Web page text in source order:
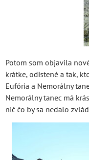
Potom som objavila
krátke, odistené a tak,
Eufória a Nemorálny
Nemorálny tanec má
nič čo by sa nedalo